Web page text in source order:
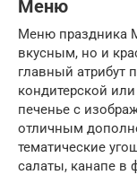
Меню
Меню праздника
вкусным, но и
главный атрибут
кондитерской
печенье с
отличным
тематические
салаты, канапе в